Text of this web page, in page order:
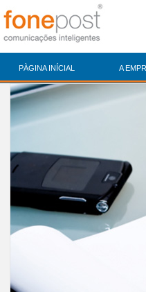
PÀGINA INÍCIAL A